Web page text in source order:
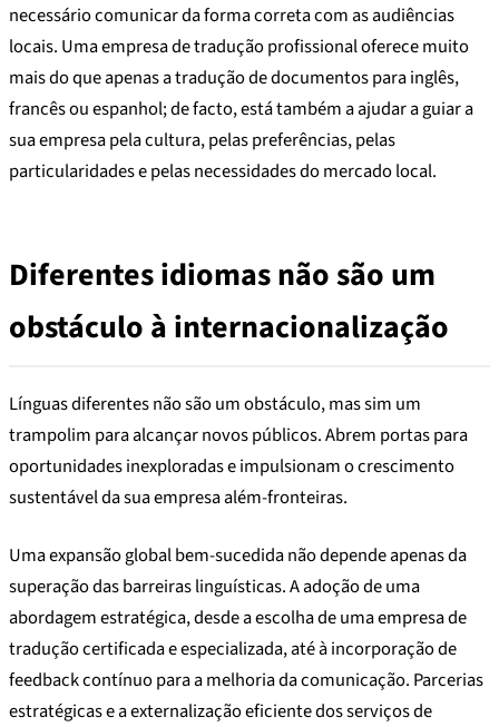
necessário comunicar da forma correta com as audiências
locais. Uma empresa de tradução profissional oferece muito
mais do que apenas a tradução de documentos para inglês,
francês ou espanhol; de facto, está também a ajudar a guiar a
sua empresa pela cultura, pelas preferências, pelas
particularidades e pelas necessidades do mercado local.
Diferentes idiomas não são um
obstáculo à internacionalização
Línguas diferentes não são um obstáculo, mas sim um
trampolim para alcançar novos públicos. Abrem portas para
oportunidades inexploradas e impulsionam o crescimento
sustentável da sua empresa além-fronteiras.
Uma expansão global bem-sucedida não depende apenas da
superação das barreiras linguísticas. A adoção de uma
abordagem estratégica, desde a escolha de uma empresa de
tradução certificada e especializada, até à incorporação de
feedback contínuo para a melhoria da comunicação. Parcerias
estratégicas e a externalização eficiente dos serviços de